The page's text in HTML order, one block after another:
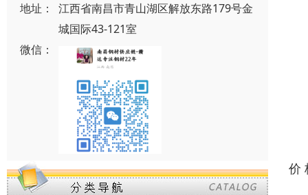
地址：
江西省南昌市青山湖区解放东路179号金
城国际43-121室
微信：
价